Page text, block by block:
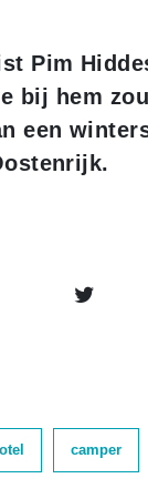
Pim
bij hem
een
camper